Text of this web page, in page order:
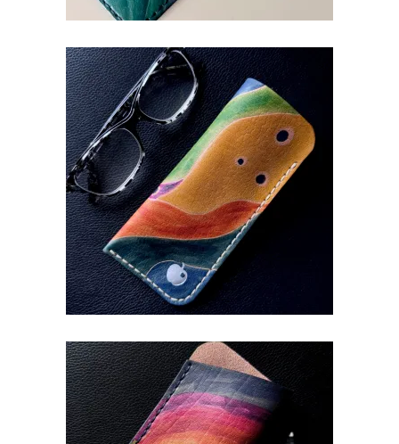
PRILLITASKU VÄRVILINE
€29.90
PRILLITASKU SILMAD